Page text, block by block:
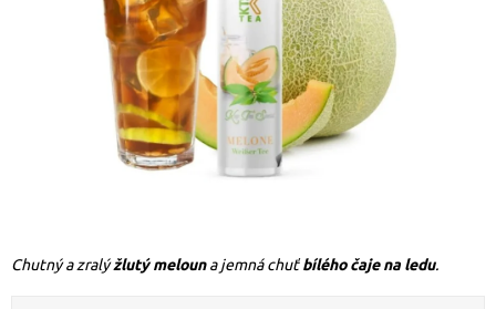
Chutný a zralýžlutý melouna jemná chuťbílého čaje na ledu.